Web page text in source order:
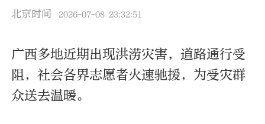
北京时间 2026-07-08 23:32:51
广西多地近期出现洪涝灾害，道路通行受
阻，社会各界志愿者火速驰援，为受灾群
众送去温暖。